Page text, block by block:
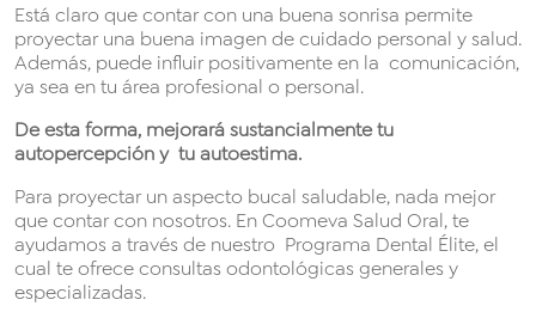
Está claro que contar con una buena sonrisa permite
proyectar una buena imagen de cuidado personal y salud.
Además, puede influir positivamente en la comunicación,
ya sea en tu área profesional o personal.
De esta forma, mejorará sustancialmente tu
autopercepción y tu autoestima.
Para proyectar un aspecto bucal saludable, nada mejor
que contar con nosotros. En Coomeva Salud Oral, te
ayudamos a través de nuestro Programa Dental Élite, el
cual te ofrece consultas odontológicas generales y
especializadas.